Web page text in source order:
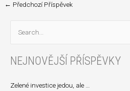
← Předchozí Příspěvek
h
e
NEJNOVĚJŠÍ PŘÍSPĚVKY
Zelené investice jedou, ale …